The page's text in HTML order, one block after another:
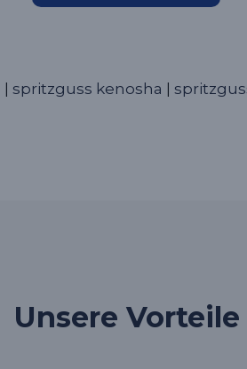
spritzguss kenosha
Unsere Vorteile